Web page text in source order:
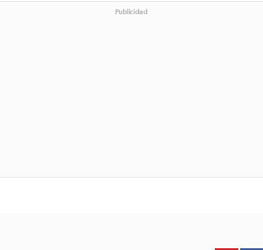
Publicidad